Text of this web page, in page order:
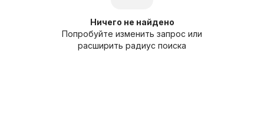
Ничего не найдено
Попробуйте изменить запрос или
расширить радиус поиска